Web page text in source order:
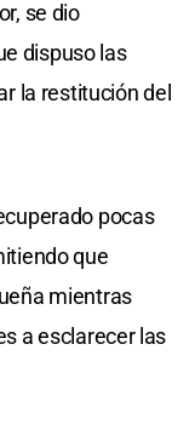
se dio
dispuso las
la restitución del
pocas
que
mientras
a esclarecer las